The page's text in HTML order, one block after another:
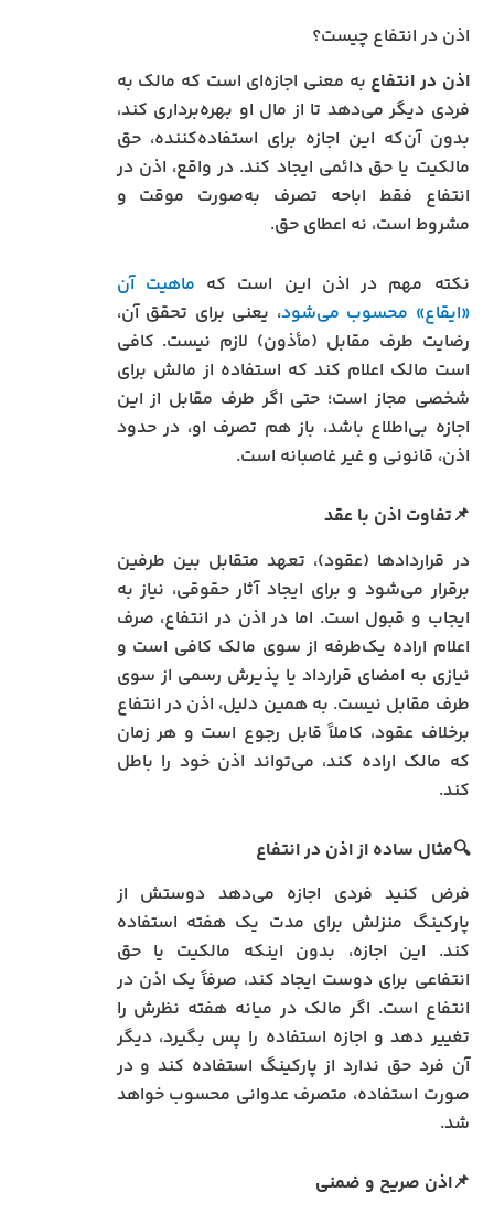
اذن در انتفاع چیست؟
اذن در انتفاع به معنی اجازه‌ای است که مالک به
فردی دیگر می‌دهد تا از مال او بهره‌برداری کند،
بدون آن‌که این اجازه برای استفاده‌کننده، حق
مالکیت یا حق دائمی ایجاد کند. در واقع، اذن در
انتفاع فقط اباحه تصرف به‌صورت موقت و
مشروط است، نه اعطای حق.
نکته مهم در اذن این است که ماهیت آن
«ایقاع» محسوب می‌شود، یعنی برای تحقق آن،
رضایت طرف مقابل (مأذون) لازم نیست. کافی
است مالک اعلام کند که استفاده از مالش برای
شخصی مجاز است؛ حتی اگر طرف مقابل از این
اجازه بی‌اطلاع باشد، باز هم تصرف او، در حدود
اذن، قانونی و غیر غاصبانه است.
📌تفاوت اذن با عقد
در قراردادها (عقود)، تعهد متقابل بین طرفین
برقرار می‌شود و برای ایجاد آثار حقوقی، نیاز به
ایجاب و قبول است. اما در اذن در انتفاع، صرف
اعلام اراده یک‌طرفه از سوی مالک کافی است و
نیازی به امضای قرارداد یا پذیرش رسمی از سوی
طرف مقابل نیست. به همین دلیل، اذن در انتفاع
برخلاف عقود، کاملاً قابل رجوع است و هر زمان
که مالک اراده کند، می‌تواند اذن خود را باطل
کند.
🔍مثال ساده از اذن در انتفاع
فرض کنید فردی اجازه می‌دهد دوستش از
پارکینگ منزلش برای مدت یک هفته استفاده
کند. این اجازه، بدون اینکه مالکیت یا حق
انتفاعی برای دوست ایجاد کند، صرفاً یک اذن در
انتفاع است. اگر مالک در میانه هفته نظرش را
تغییر دهد و اجازه استفاده را پس بگیرد، دیگر
آن فرد حق ندارد از پارکینگ استفاده کند و در
صورت استفاده، متصرف عدوانی محسوب خواهد
شد.
📌اذن صریح و ضمنی